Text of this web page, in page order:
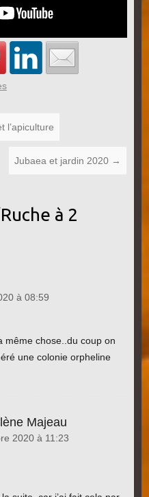
l’apiculture
Jubaea et jardin 2020 →
Ruche à 2
à 08:59
même chose..du coup on
une colonie orpheline
Majeau
2020 à 11:23